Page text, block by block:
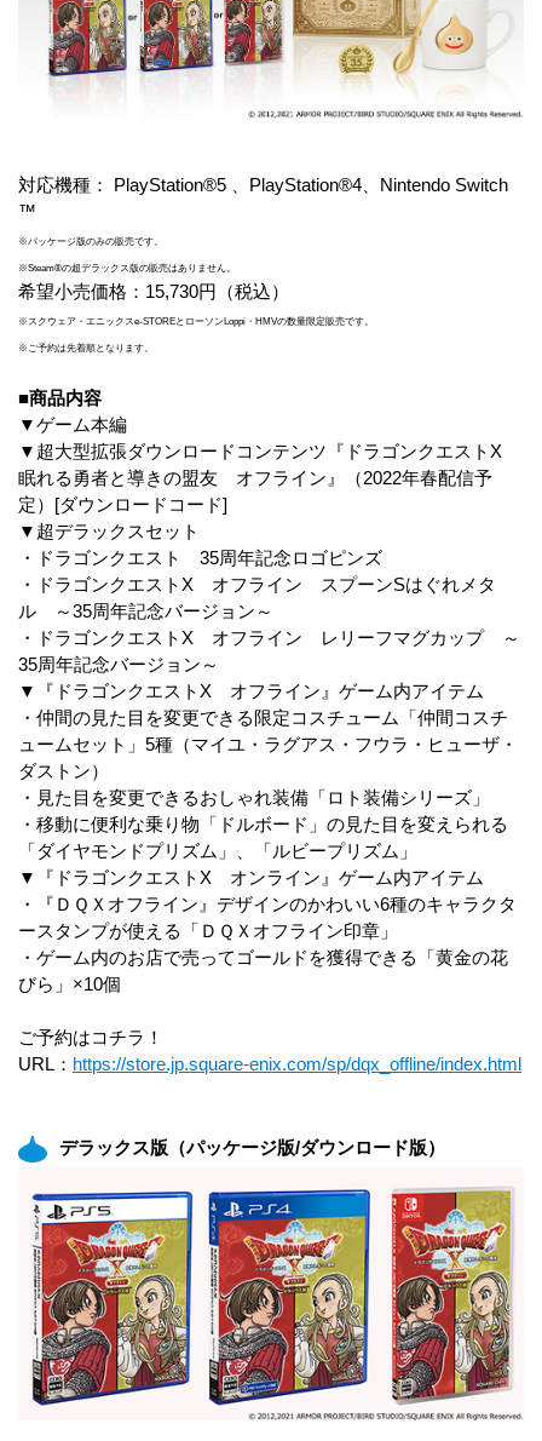
対応機種： PlayStation®5 、PlayStation®4、Nintendo Switch
™
※パッケージ版のみの販売です。
※Steam®の超デラックス版の販売はありません。
希望小売価格：15,730円（税込）
※スクウェア・エニックスe-STOREとローソンLoppi・HMVの数量限定販売です。
※ご予約は先着順となります。
■商品内容
▼ゲーム本編
▼超大型拡張ダウンロードコンテンツ『ドラゴンクエストX
眠れる勇者と導きの盟友 オフライン』（2022年春配信予
定）[ダウンロードコード]
▼超デラックスセット
・ドラゴンクエスト 35周年記念ロゴピンズ
・ドラゴンクエストX オフライン スプーンSはぐれメタ
ル ～35周年記念バージョン～
・ドラゴンクエストX オフライン レリーフマグカップ ～
35周年記念バージョン～
▼『ドラゴンクエストX オフライン』ゲーム内アイテム
・仲間の見た目を変更できる限定コスチューム「仲間コスチ
ュームセット」5種（マイユ・ラグアス・フウラ・ヒューザ・
ダストン）
・見た目を変更できるおしゃれ装備「ロト装備シリーズ」
・移動に便利な乗り物「ドルボード」の見た目を変えられる
「ダイヤモンドプリズム」、「ルビープリズム」
▼『ドラゴンクエストX オンライン』ゲーム内アイテム
・『ＤＱＸオフライン』デザインのかわいい6種のキャラクタ
ースタンプが使える「ＤＱＸオフライン印章」
・ゲーム内のお店で売ってゴールドを獲得できる「黄金の花
びら」×10個
ご予約はコチラ！
URL： https://store.jp.square-enix.com/sp/dqx_offline/index.html
デラックス版（パッケージ版/ダウンロード版）